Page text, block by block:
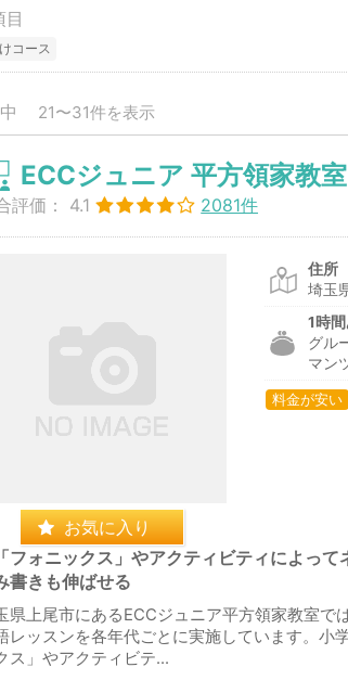
目
コース
21〜31件を表示
ECCジュニア 平方領家教室
評価： 4.1 2081件
お気に入り
住所
埼玉
1時
グル
マン
料金が安い
「フォニックス」やアクティビティによっ
書きも伸ばせる
県上尾市にあるECCジュニア平方領家教室で
レッスンを各年代ごとに実施しています。小
ス」やアクティビテ...